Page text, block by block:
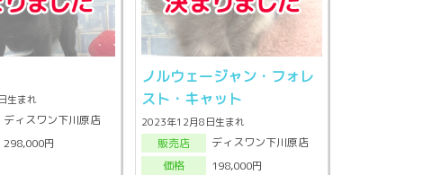
生まれ
ディスワン下川原店
298,000円
ノルウェージャン・フォレ
スト・キャット
2023年12月8日生まれ
販売店
ディスワン下川原店
価格
198,000円